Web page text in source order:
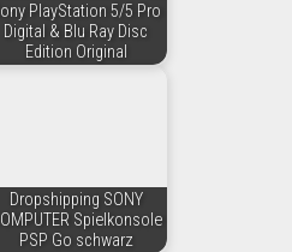
PlayStation 5/5 Pro
Digital & Blu Ray Disc
Edition Original
Dropshipping SONY
Spielkonsole
PSP Go schwarz